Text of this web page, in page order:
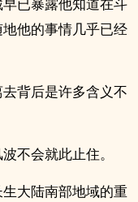
他的事情几乎已经
背后是许多含义不
不会就此止住。
大陆南部地域的重